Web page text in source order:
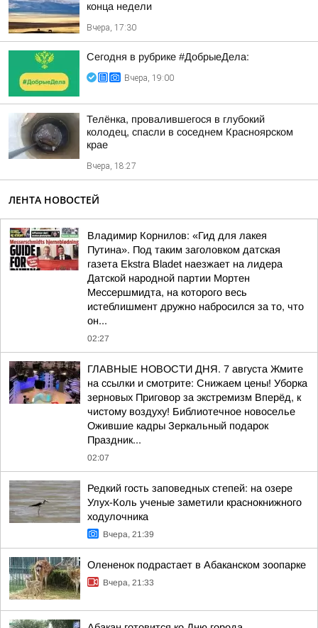
конца недели
Вчера, 17:30
Сегодня в рубрике #ДобрыеДела:
Вчера, 19:00
Телёнка, провалившегося в глубокий
колодец, спасли в соседнем Красноярском
крае
Вчера, 18:27
ЛЕНТА НОВОСТЕЙ
Владимир Корнилов: «Гид для лакея
Путина». Под таким заголовком датская
газета Ekstra Bladet наезжает на лидера
Датской народной партии Мортен
Мессершмидта, на которого весь
истеблишмент дружно набросился за то, что
он...
02:27
ГЛАВНЫЕ НОВОСТИ ДНЯ. 7 августа Жмите
на ссылки и смотрите: Снижаем цены! Уборка
зерновых Приговор за экстремизм Вперёд, к
чистому воздуху! Библиотечное новоселье
Ожившие кадры Зеркальный подарок
Праздник...
02:07
Редкий гость заповедных степей: на озере
Улух-Коль ученые заметили краснокнижного
ходулочника
Вчера, 21:39
Олененок подрастает в Абаканском зоопарке
Вчера, 21:33